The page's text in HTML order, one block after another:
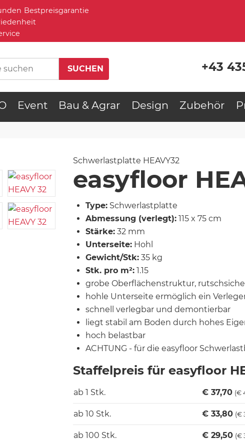
Bestpreisgarantie
+43
Event Bau & Agrar Design Zubehör
Schwerlastplatte HEAVY32
easyfloor
Type: Schwerlastplatte
Abmessung (verlegt): 115 x 75 cm
Stärke: 32 mm
Unterseite: Hohl
Gewicht/Stk: 35 kg
Stk. pro m²: 1.15
grobe Oberflächenstruktur,
hohle Unterseite ermöglich ein
schnell verlegbar und demontierbar
liegt stabil am Boden durch hohes
hoch belastbar
ACHTUNG - für die easyfloor
Staffelpreis für easyfloor
ab 1 Stk. € 37,70 (€
ab 10 Stk. € 33,80 (€
ab 100 Stk. € 29,50 (€